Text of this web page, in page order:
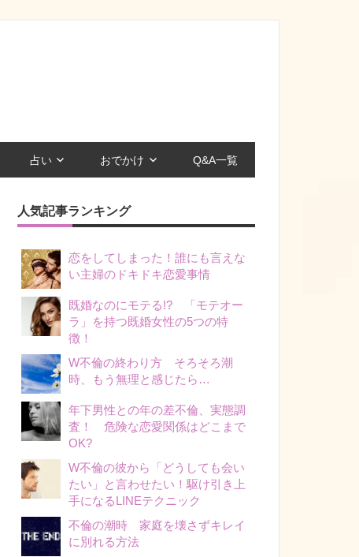
占い おでかけ Q&A一覧
人気記事ランキング
恋をしてしまった！誰にも言えな
い主婦のドキドキ恋愛事情
既婚なのにモテる!? 「モテオー
ラ」を持つ既婚女性の5つの特
徴！
W不倫の終わり方 そろそろ潮
時、もう無理と感じたら…
年下男性との年の差不倫、実態調
査！ 危険な恋愛関係はどこまで
OK?
W不倫の彼から「どうしても会い
たい」と言わせたい！駆け引き上
手になるLINEテクニック
不倫の潮時 家庭を壊さずキレイ
に別れる方法